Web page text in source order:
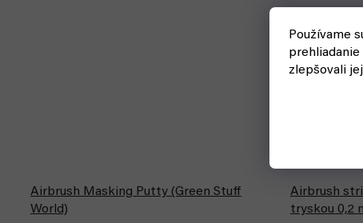
Používame
zlepšovali
Airbrush Masking Putty (Green Stuff
World)
Airbrush
tryskou 0,2